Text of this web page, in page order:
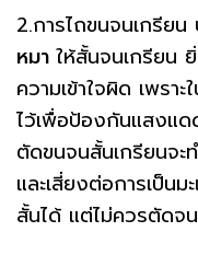
2.การไถขนจนเกรีย
หมา ให้สั้นจนเกรียน
ความเข้าใจผิด เพรา
ไว้เพื่อป้องกันแสงแ
ตัดขนจนสั้นเกรียนจะ
และเสี่ยงต่อการเป็น
สั้นได้ แต่ไม่ควรตัดจ